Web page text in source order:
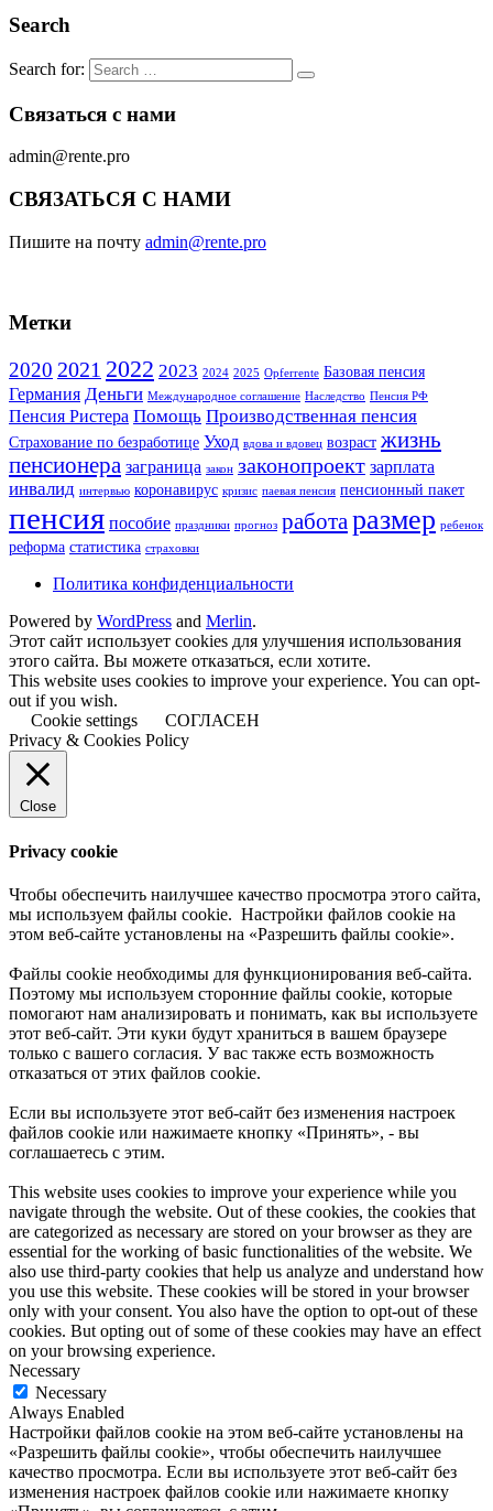
Search
Search for:
Связаться с нами
admin@rente.pro
СВЯЗАТЬСЯ С НАМИ
Пишите на почту admin@rente.pro
Метки
2020 2021 2022 2023 2024 2025 Opferrente Базовая пенсия
Германия Деньги Международное соглашение Наследство Пенсия РФ
Пенсия Ристера Помощь Производственная пенсия
Страхование по безработице Уход вдова и вдовец возраст жизнь
пенсионера заграница закон законопроект зарплата
инвалид интервью коронавирус кризис паевая пенсия пенсионный пакет
пенсия пособие праздники прогноз работа размер ребенок
реформа статистика страховки
Политика конфиденциальности
Powered by WordPress and Merlin.
Этот сайт использует cookies для улучшения использования
этого сайта. Вы можете отказаться, если хотите.
This website uses cookies to improve your experience. You can opt-
out if you wish.
Cookie settings
СОГЛАСЕН
Privacy & Cookies Policy
Close
Privacy cookie
Чтобы обеспечить наилучшее качество просмотра этого сайта,
мы используем файлы cookie. Настройки файлов cookie на
этом веб-сайте установлены на «Разрешить файлы cookie».
Файлы cookie необходимы для функционирования веб-сайта.
Поэтому мы используем сторонние файлы cookie, которые
помогают нам анализировать и понимать, как вы используете
этот веб-сайт. Эти куки будут храниться в вашем браузере
только с вашего согласия. У вас также есть возможность
отказаться от этих файлов cookie.
Если вы используете этот веб-сайт без изменения настроек
файлов cookie или нажимаете кнопку «Принять», - вы
соглашаетесь с этим.
This website uses cookies to improve your experience while you
navigate through the website. Out of these cookies, the cookies that
are categorized as necessary are stored on your browser as they are
essential for the working of basic functionalities of the website. We
also use third-party cookies that help us analyze and understand how
you use this website. These cookies will be stored in your browser
only with your consent. You also have the option to opt-out of these
cookies. But opting out of some of these cookies may have an effect
on your browsing experience.
Necessary
Necessary
Always Enabled
Настройки файлов cookie на этом веб-сайте установлены на
«Разрешить файлы cookie», чтобы обеспечить наилучшее
качество просмотра. Если вы используете этот веб-сайт без
изменения настроек файлов cookie или нажимаете кнопку